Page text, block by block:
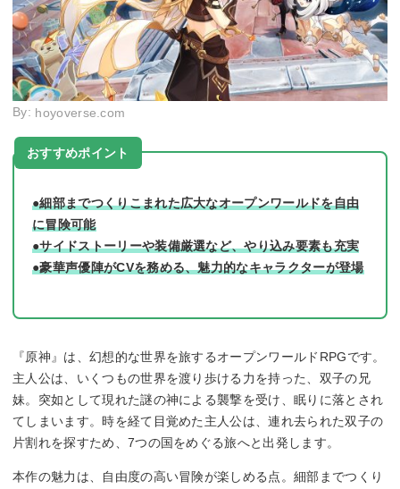
By: hoyoverse.com
おすすめポイント
●細部までつくりこまれた広大なオープンワールドを自由
に冒険可能
●サイドストーリーや装備厳選など、やり込み要素も充実
●豪華声優陣がCVを務める、魅力的なキャラクターが登場
『原神』は、幻想的な世界を旅するオープンワールドRPGです。
主人公は、いくつもの世界を渡り歩ける力を持った、双子の兄
妹。突如として現れた謎の神による襲撃を受け、眠りに落とされ
てしまいます。時を経て目覚めた主人公は、連れ去られた双子の
片割れを探すため、7つの国をめぐる旅へと出発します。
本作の魅力は、自由度の高い冒険が楽しめる点。細部までつくり